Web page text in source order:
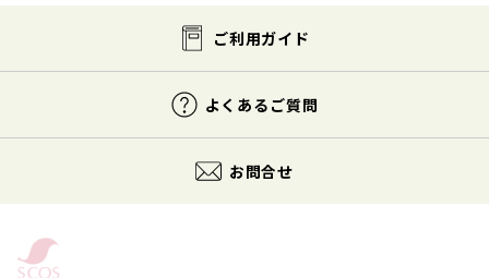
ご利用ガイド
よくあるご質問
お問合せ